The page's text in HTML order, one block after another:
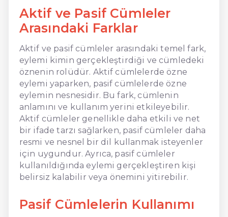
Aktif ve Pasif Cümleler
Arasındaki Farklar
Aktif ve pasif cümleler arasındaki temel fark,
eylemi kimin gerçekleştirdiği ve cümledeki
öznenin rolüdür. Aktif cümlelerde özne
eylemi yaparken, pasif cümlelerde özne
eylemin nesnesidir. Bu fark, cümlenin
anlamını ve kullanım yerini etkileyebilir.
Aktif cümleler genellikle daha etkili ve net
bir ifade tarzı sağlarken, pasif cümleler daha
resmi ve nesnel bir dil kullanmak isteyenler
için uygundur. Ayrıca, pasif cümleler
kullanıldığında eylemi gerçekleştiren kişi
belirsiz kalabilir veya önemini yitirebilir.
Pasif Cümlelerin Kullanımı